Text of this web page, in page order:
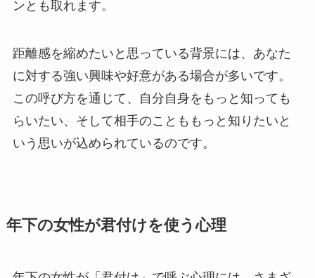
ンとも取れます。
距離感を縮めたいと思っている背景には、あなた
に対する強い興味や好意がある場合が多いです。
この呼び方を通じて、自分自身をもっと知っても
らいたい、そして相手のことももっと知りたいと
いう思いが込められているのです。
年下の女性が君付けを使う心理